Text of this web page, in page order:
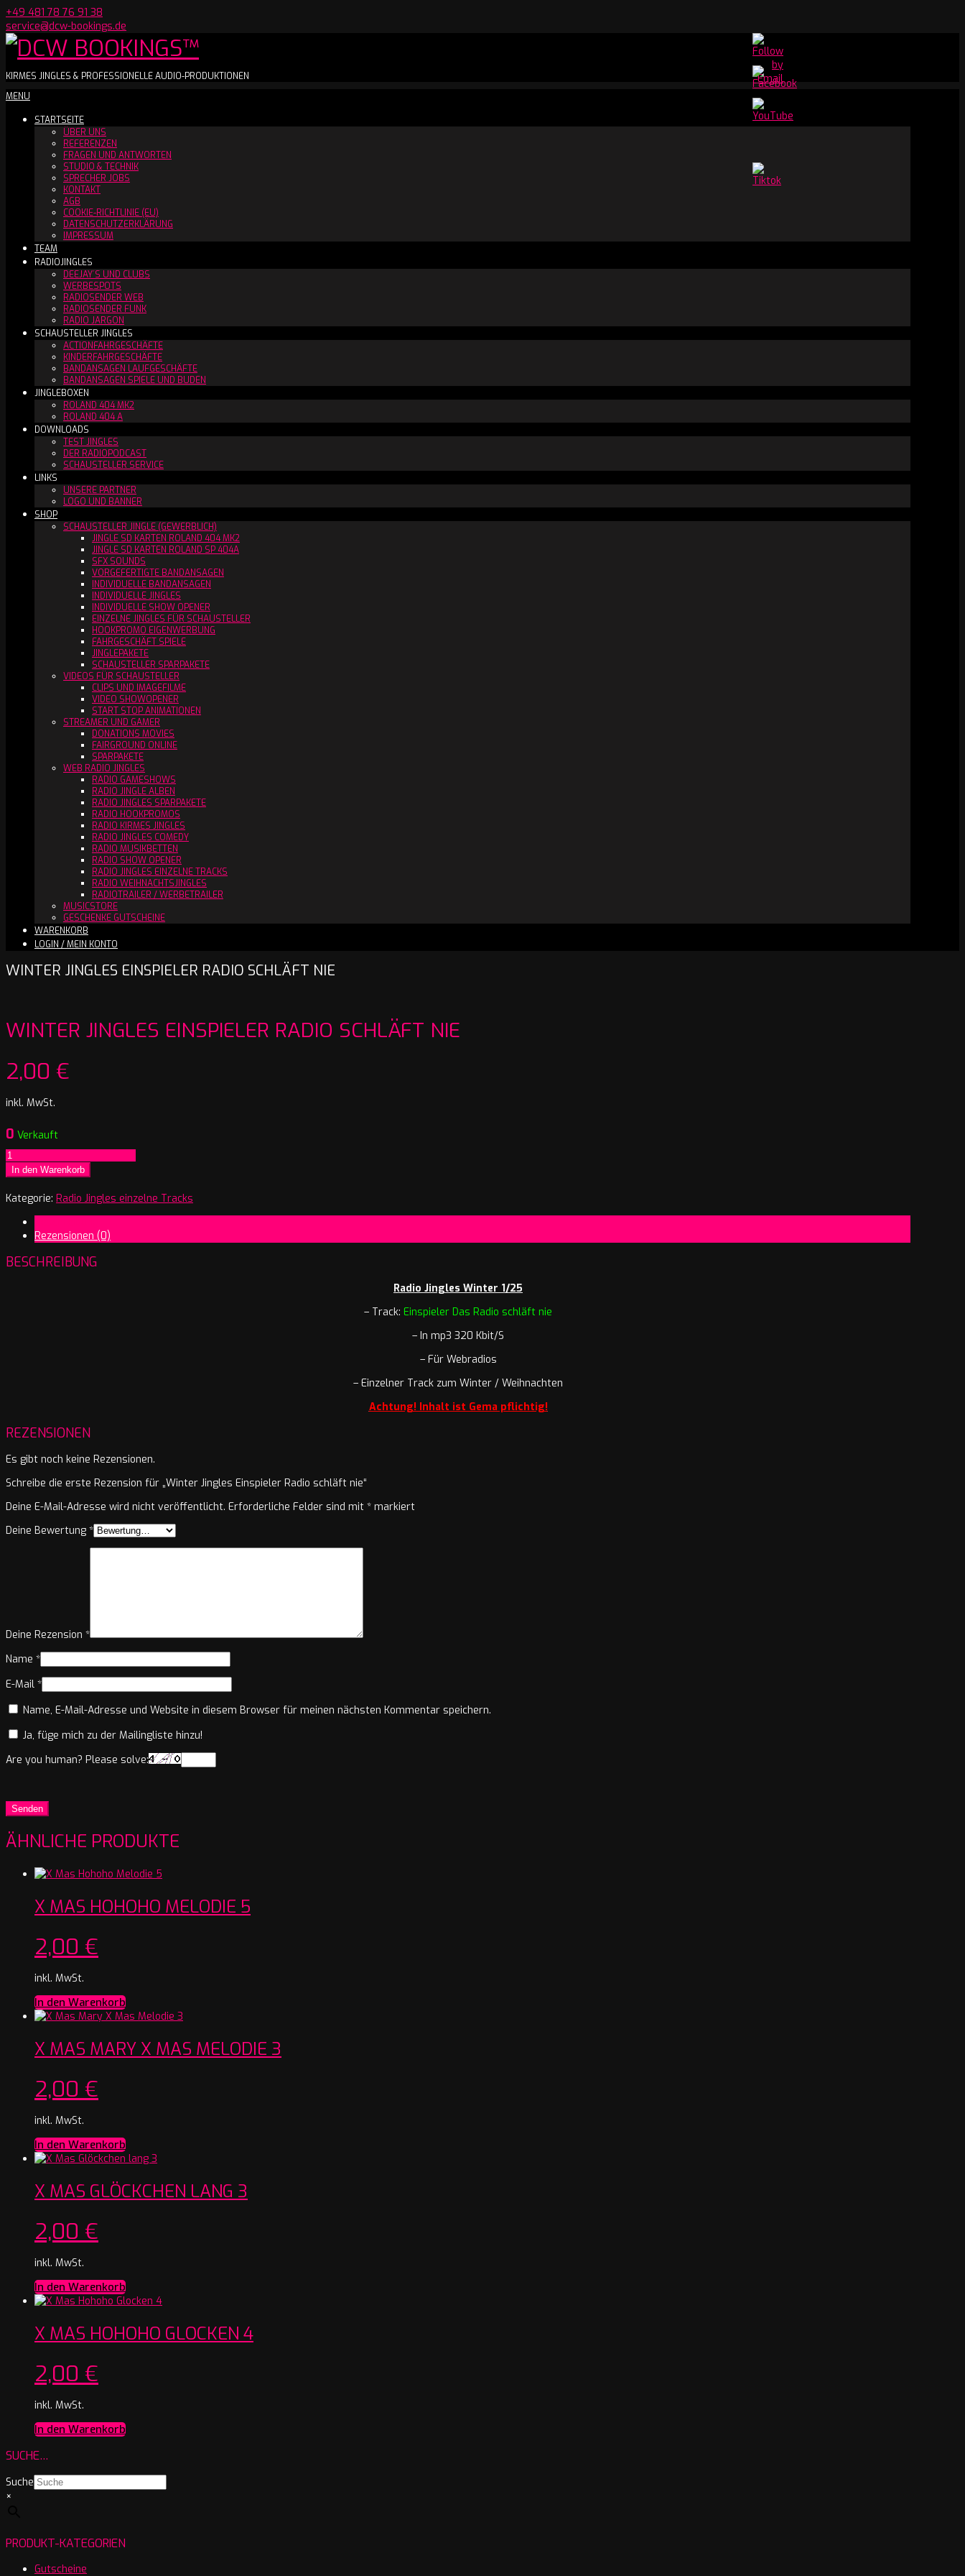
Skip
to
content
+49 481 78 76 91 38
service@dcw-bookings.de
Youtube
Channel
DCW
BOOKINGS™
KIRMES JINGLES & PROFESSIONELLE AUDIO-PRODUKTIONEN
Secondary
Menu
MENU
STARTSEITE
ÜBER UNS
REFERENZEN
FRAGEN UND ANTWORTEN
STUDIO & TECHNIK
SPRECHER JOBS
KONTAKT
AGB
COOKIE-RICHTLINIE (EU)
DATENSCHUTZERKLÄRUNG
IMPRESSUM
TEAM
RADIOJINGLES
DEEJAY´S UND CLUBS
WERBESPOTS
RADIOSENDER WEB
RADIOSENDER FUNK
RADIO JARGON
SCHAUSTELLER JINGLES
ACTIONFAHRGESCHÄFTE
KINDERFAHRGESCHÄFTE
BANDANSAGEN LAUFGESCHÄFTE
BANDANSAGEN SPIELE UND BUDEN
JINGLEBOXEN
ROLAND 404 MK2
ROLAND 404 A
DOWNLOADS
TEST JINGLES
DER RADIOPODCAST
SCHAUSTELLER SERVICE
LINKS
UNSERE PARTNER
LOGO UND BANNER
SHOP
SCHAUSTELLER JINGLE (GEWERBLICH)
JINGLE SD KARTEN ROLAND 404 MK2
JINGLE SD KARTEN ROLAND SP 404A
SFX SOUNDS
VORGEFERTIGTE BANDANSAGEN
INDIVIDUELLE BANDANSAGEN
INDIVIDUELLE JINGLES
INDIVIDUELLE SHOW OPENER
EINZELNE JINGLES FÜR SCHAUSTELLER
HOOKPROMO EIGENWERBUNG
FAHRGESCHÄFT SPIELE
JINGLEPAKETE
SCHAUSTELLER SPARPAKETE
VIDEOS FÜR SCHAUSTELLER
CLIPS UND IMAGEFILME
VIDEO SHOWOPENER
START STOP ANIMATIONEN
STREAMER UND GAMER
DONATIONS MOVIES
FAIRGROUND ONLINE
SPARPAKETE
WEB RADIO JINGLES
RADIO GAMESHOWS
RADIO JINGLE ALBEN
RADIO JINGLES SPARPAKETE
RADIO HOOKPROMOS
RADIO KIRMES JINGLES
RADIO JINGLES COMEDY
RADIO MUSIKBETTEN
RADIO SHOW OPENER
RADIO JINGLES EINZELNE TRACKS
RADIO WEIHNACHTSJINGLES
RADIOTRAILER / WERBETRAILER
MUSICSTORE
GESCHENKE GUTSCHEINE
WARENKORB
LOGIN / MEIN KONTO
WINTER JINGLES EINSPIELER RADIO SCHLÄFT NIE
WINTER JINGLES EINSPIELER RADIO SCHLÄFT NIE
2,00 €
inkl. MwSt.
0 Verkauft
Winter
Jingles
Einspieler
Radio
Menge
In den Warenkorb
Kategorie: Radio Jingles einzelne Tracks
Rezensionen (0)
BESCHREIBUNG
Radio Jingles Winter 1/25
– Track: Einspieler Das Radio schläft nie
– In mp3 320 Kbit/S
– Für Webradios
– Einzelner Track zum Winter / Weihnachten
Achtung! Inhalt ist Gema pflichtig!
REZENSIONEN
Es gibt noch keine Rezensionen.
Schreibe die erste Rezension für „Winter Jingles Einspieler Radio schläft nie“
Deine E-Mail-Adresse wird nicht veröffentlicht. Erforderliche Felder sind mit * markiert
Deine Bewertung *
Deine Rezension *
Name *
E-Mail *
Name, E-Mail-Adresse und Website in diesem Browser für meinen nächsten Kommentar speichern.
Ja, füge mich zu der Mailingliste hinzu!
Are you human? Please solve:
ÄHNLICHE PRODUKTE
X MAS HOHOHO MELODIE 5
2,00 €
inkl. MwSt.
In den Warenkorb
X MAS MARY X MAS MELODIE 3
2,00 €
inkl. MwSt.
In den Warenkorb
X MAS GLÖCKCHEN LANG 3
2,00 €
inkl. MwSt.
In den Warenkorb
X MAS HOHOHO GLOCKEN 4
2,00 €
inkl. MwSt.
In den Warenkorb
SUCHE…
Suche
×
PRODUKT-KATEGORIEN
Gutscheine